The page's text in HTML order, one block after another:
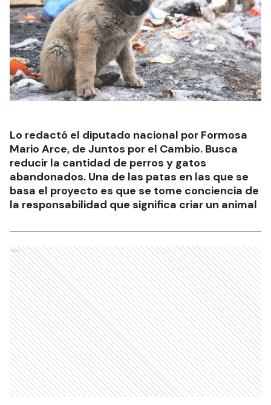
Lo redactó el diputado nacional por Formosa
Mario Arce, de Juntos por el Cambio. Busca
reducir la cantidad de perros y gatos
abandonados. Una de las patas en las que se
basa el proyecto es que se tome conciencia de
la responsabilidad que significa criar un animal
Ads